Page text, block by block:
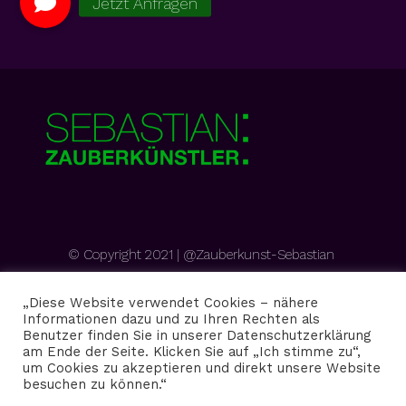
© Copyright 2021 | @Zauberkunst-Sebastian
Toggle
Navigation
Datenschutz
„Diese Website verwendet Cookies – nähere
Informationen dazu und zu Ihren Rechten als
Benutzer finden Sie in unserer Datenschutzerklärung
am Ende der Seite. Klicken Sie auf „Ich stimme zu“,
um Cookies zu akzeptieren und direkt unsere Website
besuchen zu können.“